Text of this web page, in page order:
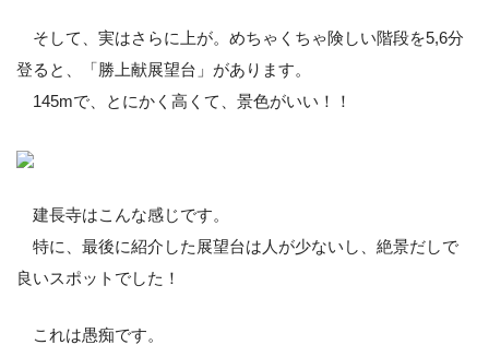
そして、実はさらに上が。めちゃくちゃ険しい階段を5,6分
登ると、「勝上献展望台」があります。
145mで、とにかく高くて、景色がいい！！
建長寺はこんな感じです。
特に、最後に紹介した展望台は人が少ないし、絶景だしで
良いスポットでした！
これは愚痴です。